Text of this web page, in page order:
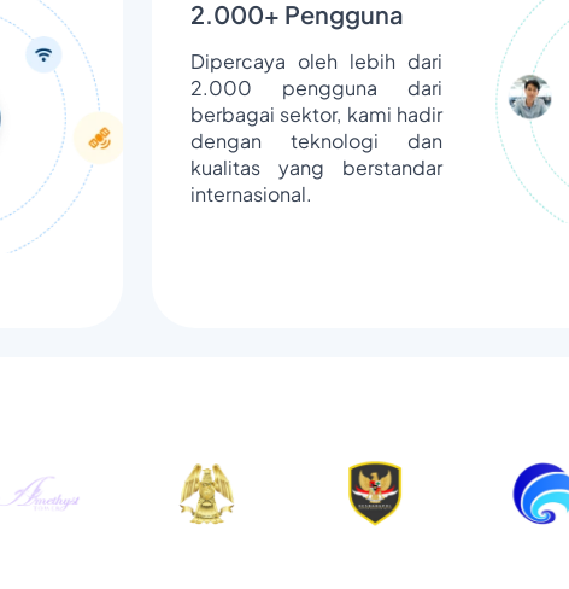
2.000+ Pengguna
Dipercaya oleh lebih dari
2.000 pengguna dari
berbagai sektor, kami hadir
dengan teknologi dan
kualitas yang berstandar
internasional.